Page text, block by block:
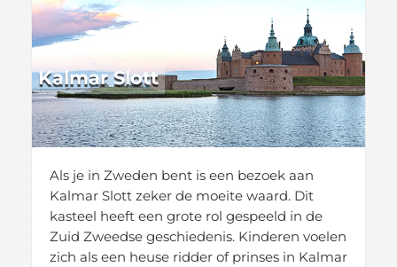
Kalmar Slott
Als je in Zweden bent is een bezoek aan
Kalmar Slott zeker de moeite waard. Dit
kasteel heeft een grote rol gespeeld in de
Zuid Zweedse geschiedenis. Kinderen voelen
zich als een heuse ridder of prinses in Kalmar